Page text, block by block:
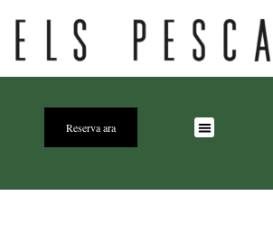
Reserva ara